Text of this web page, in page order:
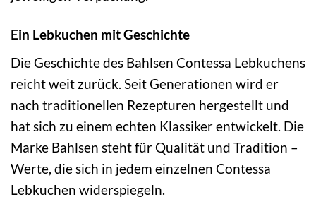
Ein Lebkuchen mit Geschichte
Die Geschichte des Bahlsen Contessa Lebkuchens
reicht weit zurück. Seit Generationen wird er
nach traditionellen Rezepturen hergestellt und
hat sich zu einem echten Klassiker entwickelt. Die
Marke Bahlsen steht für Qualität und Tradition –
Werte, die sich in jedem einzelnen Contessa
Lebkuchen widerspiegeln.